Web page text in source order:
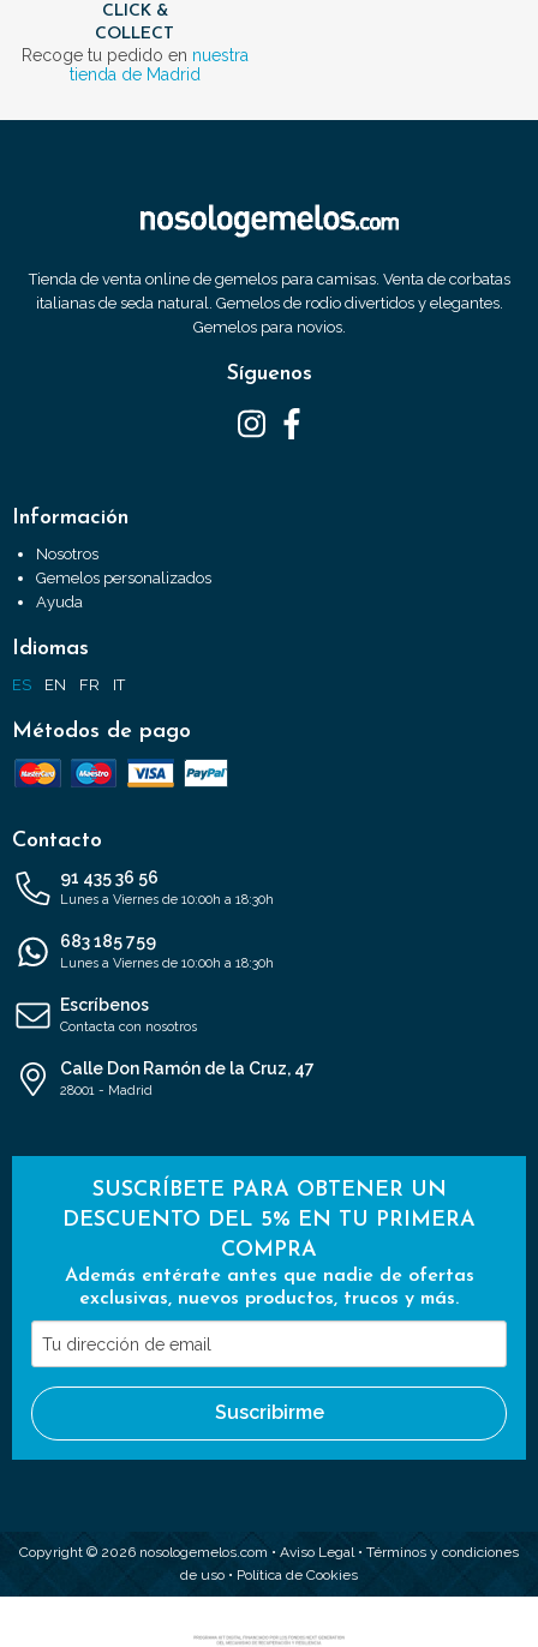
CLICK &
COLLECT
Recoge tu pedido en nuestra
tienda de Madrid
Tienda de venta online de gemelos para camisas. Venta de corbatas
italianas de seda natural. Gemelos de rodio divertidos y elegantes.
Gemelos para novios.
Síguenos
Información
Nosotros
Gemelos personalizados
Ayuda
Idiomas
ES EN FR IT
Métodos de pago
Contacto
91 435 36 56
Lunes a Viernes de 10:00h a 18:30h
683 185 759
Lunes a Viernes de 10:00h a 18:30h
Escríbenos
Contacta con nosotros
Calle Don Ramón de la Cruz, 47
28001 - Madrid
SUSCRÍBETE PARA OBTENER UN
DESCUENTO DEL 5% EN TU PRIMERA
COMPRA
Además entérate antes que nadie de ofertas
exclusivas, nuevos productos, trucos y más.
Tu
dirección
de
email
Suscribirme
Copyright © 2026 nosologemelos.com • Aviso Legal• Términos y condiciones
de uso • Política de Cookies